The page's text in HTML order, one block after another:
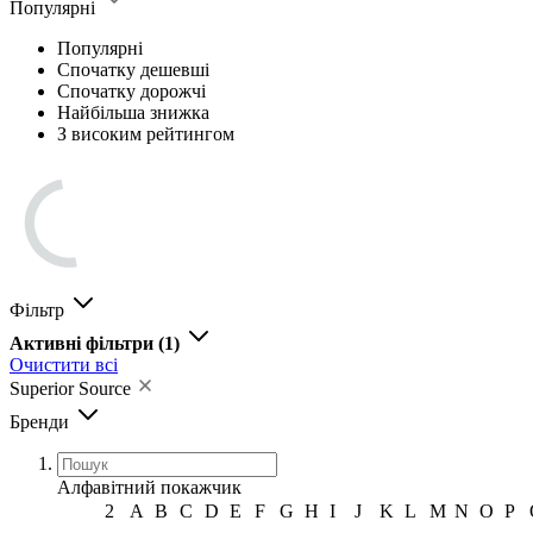
Популярні
Популярні
Спочатку дешевші
Спочатку дорожчі
Найбільша знижка
З високим рейтингом
Фільтр
Активні фільтри (1)
Очистити всі
Superior Source
Бренди
Алфавітний покажчик
2
A B C D E F G H I J K L M N O P